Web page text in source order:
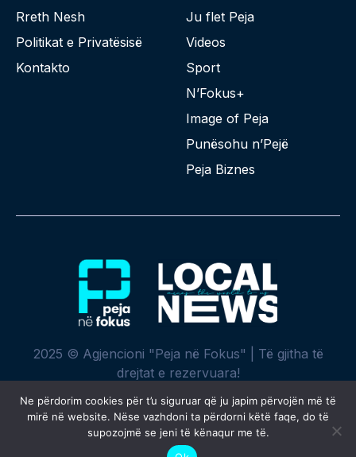
Rreth Nesh
Politikat e Privatësisë
Kontakto
Ju flet Peja
Videos
Sport
N’Fokus+
Image of Peja
Punësohu n’Pejë
Peja Biznes
2025 © Agjencioni "Peja në Fokus" | Të gjitha të
drejtat e rezervuara!
Krijuar me ♥ nga
Ne përdorim cookies për t’u siguruar që ju japim përvojën më të
mirë në website. Nëse vazhdoni ta përdorni këtë faqe, do të
supozojmë se jeni të kënaqur me të.